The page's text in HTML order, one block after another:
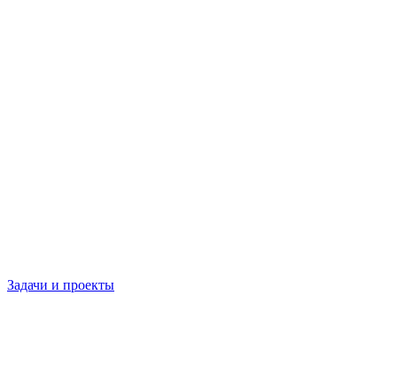
Задачи и проекты